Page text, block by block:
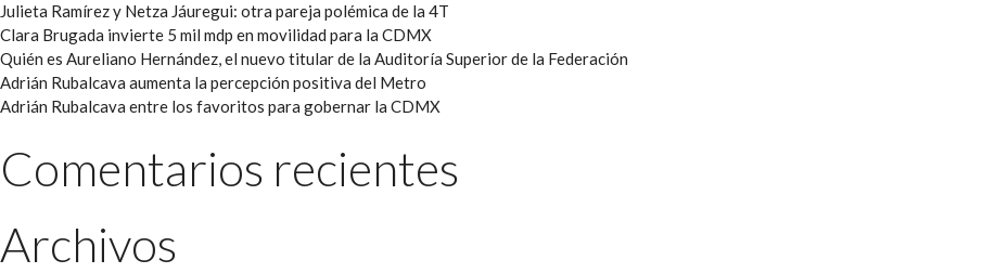
Julieta Ramírez y Netza Jáuregui: otra pareja polémica de la 4T
Clara Brugada invierte 5 mil mdp en movilidad para la CDMX
Quién es Aureliano Hernández, el nuevo titular de la Auditoría Superior de la Federación
Adrián Rubalcava aumenta la percepción positiva del Metro
Adrián Rubalcava entre los favoritos para gobernar la CDMX
Comentarios recientes
Archivos